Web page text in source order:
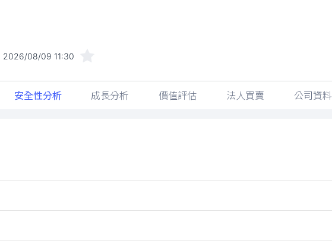
2026/08/09 11:30
安全性分析 成長分析 價值評估 法人買賣 公司資料